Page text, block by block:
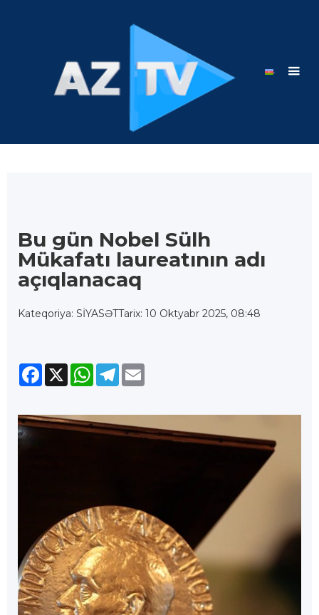
Bu gün Nobel Sülh
Mükafatı laureatının adı
açıqlanacaq
Kateqoriya: SİYASƏTTarix: 10 Oktyabr 2025, 08:48
Facebook
X WhatsApp
Telegram